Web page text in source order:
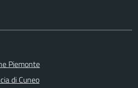
Piemonte
di Cuneo